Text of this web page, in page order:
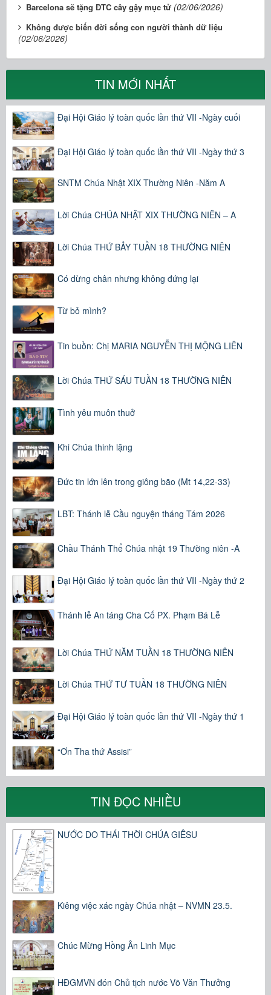
Barcelona sẽ tặng ĐTC cây gậy mục tử (02/06/2026)
Không được biến đời sống con người thành dữ liệu
(02/06/2026)
TIN MỚI NHẤT
Đại Hội Giáo lý toàn quốc lần thứ VII -Ngày cuối
Đại Hội Giáo lý toàn quốc lần thứ VII -Ngày thứ 3
SNTM Chúa Nhật XIX Thường Niên -Năm A
Lời Chúa CHÚA NHẬT XIX THƯỜNG NIÊN – A
Lời Chúa THỨ BẢY TUẦN 18 THƯỜNG NIÊN
Có dừng chân nhưng không đứng lại
Từ bỏ mình?
Tin buồn: Chị MARIA NGUYỄN THỊ MỘNG LIÊN
Lời Chúa THỨ SÁU TUẦN 18 THƯỜNG NIÊN
Tình yêu muôn thuở
Khi Chúa thinh lặng
Đức tin lớn lên trong giông bão (Mt 14,22-33)
LBT: Thánh lễ Cầu nguyện tháng Tám 2026
Chầu Thánh Thể Chúa nhật 19 Thường niên -A
Đại Hội Giáo lý toàn quốc lần thứ VII -Ngày thứ 2
Thánh lễ An táng Cha Cố PX. Phạm Bá Lễ
Lời Chúa THỨ NĂM TUẦN 18 THƯỜNG NIÊN
Lời Chúa THỨ TƯ TUẦN 18 THƯỜNG NIÊN
Đại Hội Giáo lý toàn quốc lần thứ VII -Ngày thứ 1
“Ơn Tha thứ Assisi”
TIN ĐỌC NHIỀU
NƯỚC DO THÁI THỜI CHÚA GIÊSU
Kiêng việc xác ngày Chúa nhật – NVMN 23.5.
Chúc Mừng Hồng Ân Linh Mục
HĐGMVN đón Chủ tịch nước Võ Văn Thưởng